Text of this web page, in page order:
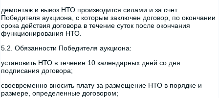
демонтаж и вывоз НТО производится силами и за счет
Победителя аукциона, с которым заключен договор, по окончании
срока действия договора в течение суток после окончания
функционирования НТО.
5.2. Обязанности Победителя аукциона:
установить НТО в течение 10 календарных дней со дня
подписания договора;
своевременно вносить плату за размещение НТО в порядке и
размере, определенные договором;